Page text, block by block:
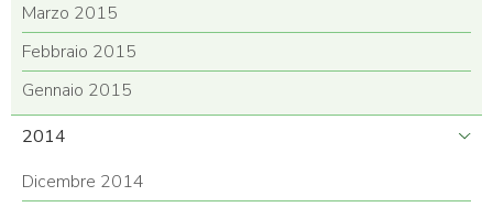
Marzo 2015
Febbraio 2015
Gennaio 2015
2014
Dicembre 2014